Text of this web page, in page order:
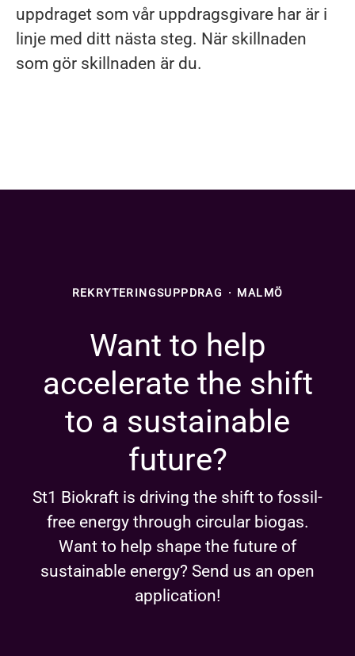
uppdraget som vår uppdragsgivare har är i
linje med ditt nästa steg. När skillnaden
som gör skillnaden är du.
REKRYTERINGSUPPDRAG · MALMÖ
Want to help
accelerate the shift
to a sustainable
future?
St1 Biokraft is driving the shift to fossil-
free energy through circular biogas.
Want to help shape the future of
sustainable energy? Send us an open
application!